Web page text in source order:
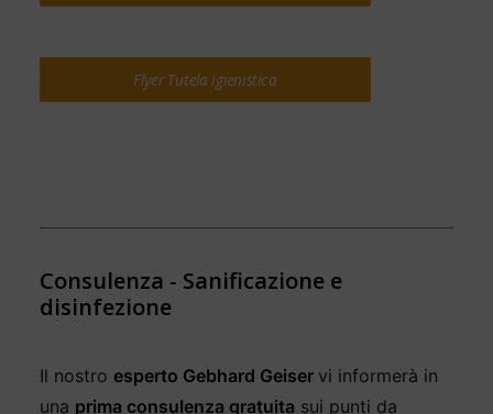
Flyer Tutela igienistica
Consulenza - Sanificazione e
disinfezione
Il nostro esperto Gebhard Geiser vi informerà in
una prima consulenza gratuita sui punti da